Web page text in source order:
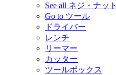
See all ネジ・ナット
Go to ツール
ドライバー
レンチ
リーマー
カッター
ツールボックス